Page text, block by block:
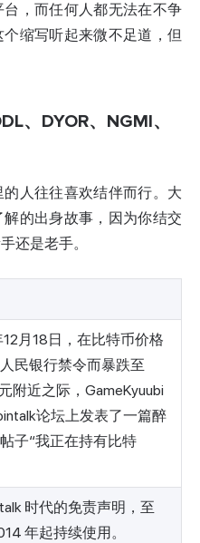
，而任何人都无法在不争
缩写听起来微不足道，但
、DYOR、NGMI、
人往往喜欢结伴而行。大
的出身故事，因为你结交
还是老手。
月18日，在比特币价格
民银行禁令而暴跌至
附近之际，GameKyuubi
论坛上发表了一篇醉
子“我正在持有比特
时代的免责声明，至
年起持续使用。